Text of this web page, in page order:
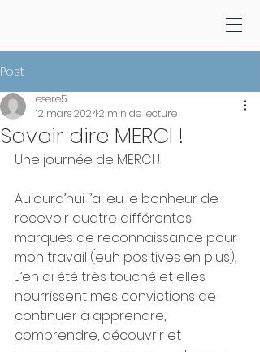
Post
Savoir dire MERCI !
esere5
12 mars 20242 min de lecture
Une journée de MERCI !
Aujourd’hui j’ai eu le bonheur de
recevoir quatre différentes
marques de reconnaissance pour
mon travail (euh positives en plus).
J’en ai été très touché et elles
nourrissent mes convictions de
continuer à apprendre,
comprendre, découvrir et